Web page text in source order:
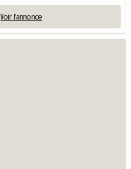
Voir l'annonce